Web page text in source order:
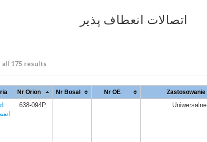
اتصالات انعطاف پذیر
all 175 results
Nr Orion Nr Bosal Nr OE Zastosowanie
638-094P Uniwersalne